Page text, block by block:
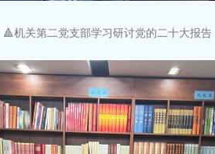
🔺机关第二党支部学习研讨党的二十大报告